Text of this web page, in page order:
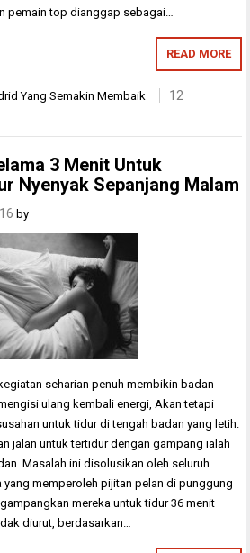
pemain top dianggap sebagai…
READ MORE
Yang Semakin Membaik
12
3 Menit Untuk
Nyenyak Sepanjang Malam
by
seharian penuh membikin badan
ulang kembali energi, Akan tetapi
untuk tidur di tengah badan yang letih.
jalan untuk tertidur dengan gampang ialah
Masalah ini disolusikan oleh seluruh
memperoleh pijitan pelan di punggung
mereka untuk tidur 36 menit
diurut, berdasarkan…